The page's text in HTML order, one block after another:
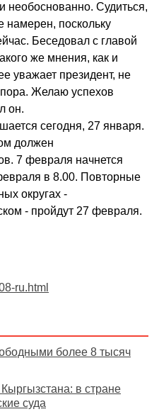
необоснованно. Судиться,
намерен, поскольку
Беседовал с главой
же мнения, как и
уважает президент, не
Желаю успехов
он.
сегодня, 27 января.
должен
7 февраля начнется
в 8.00. Повторные
округах -
- пройдут 27 февраля.
ru.html
более 8 тысяч
в стране
суда